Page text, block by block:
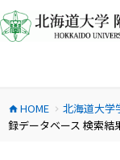
ン
テ
ス
キ
home HOME chevron_right 北海道大学
録データベース 検索結